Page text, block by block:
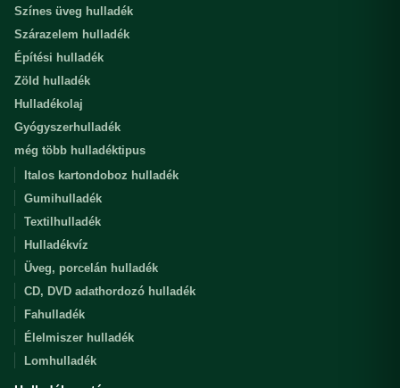
Színes üveg hulladék
Szárazelem hulladék
Építési hulladék
Zöld hulladék
Hulladékolaj
Gyógyszerhulladék
még több hulladéktipus
Italos kartondoboz hulladék
Gumihulladék
Textilhulladék
Hulladékvíz
Üveg, porcelán hulladék
CD, DVD adathordozó hulladék
Fahulladék
Élelmiszer hulladék
Lomhulladék